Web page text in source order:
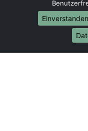
Umzug von
Umzug von
Umzug von
Einverstanden